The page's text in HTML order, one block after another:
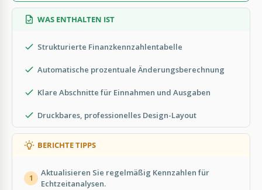
WAS ENTHALTEN IST
Strukturierte Finanzkennzahlentabelle
Automatische prozentuale Änderungsberechnung
Klare Abschnitte für Einnahmen und Ausgaben
Druckbares, professionelles Design-Layout
BERICHTE TIPPS
1
Aktualisieren Sie regelmäßig Kennzahlen für
Echtzeitanalysen.